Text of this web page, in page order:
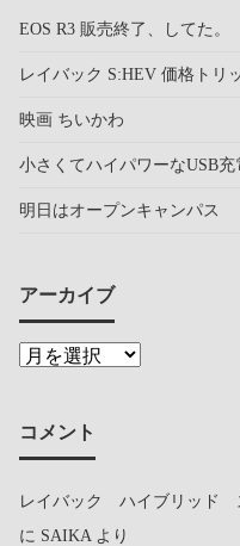
EOS R3 販売終了、してた。
レイバック S:HEV 価格トリ
映画 ちいかわ
小さくてハイパワーなUSB
明日はオープンキャンパス
アーカイブ
コメント
レイバック ハイブリッド
に SAIKA より